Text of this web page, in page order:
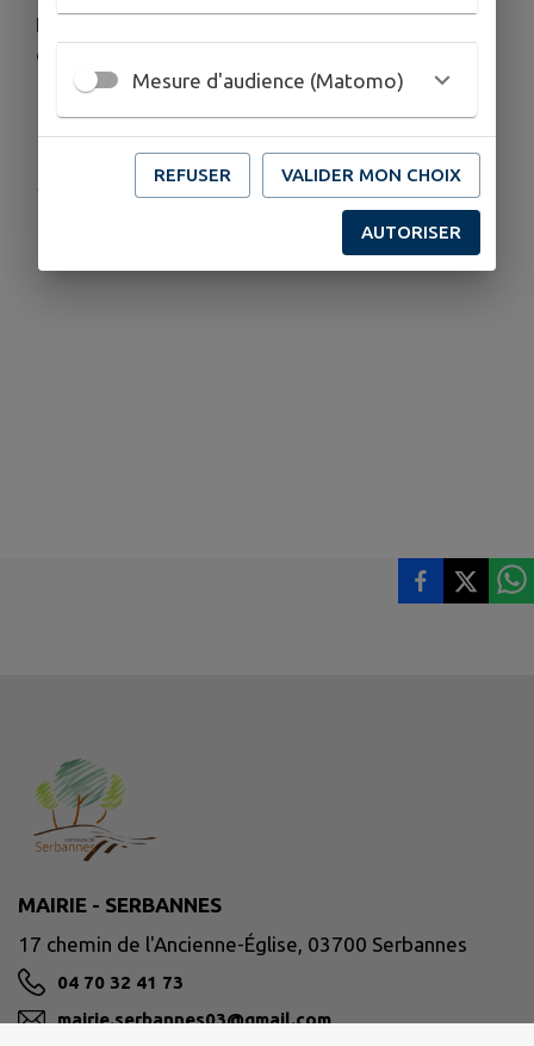
Les arrêtés sont disponibles et téléchargeables
dans le lien ci-après.
Télécharger la pièce jointe
Publié par Christine bouard - Maire
MAIRIE - SERBANNES
17 chemin de l'Ancienne-Église, 03700 Serbannes
04 70 32 41 73
mairie.serbannes03@gmail.com
Mesure d'audience (Matomo)
REFUSER VALIDER MON CHOIX
AUTORISER